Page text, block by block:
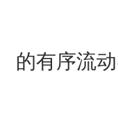
的有序流